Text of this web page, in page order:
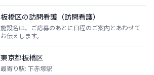
板橋区の訪問看護（訪問看護）
施設名は、ご応募のあとに日程のご案内とあわせて
お伝えします。
東京都板橋区
最寄り駅: 下赤塚駅